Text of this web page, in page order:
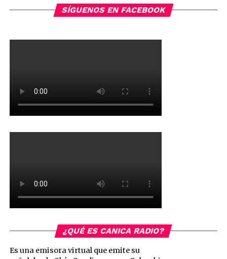
SÍGUENOS EN FACEBOOK
¿QUÉ ES CANICA RADIO?
Es una emisora virtual que emite su